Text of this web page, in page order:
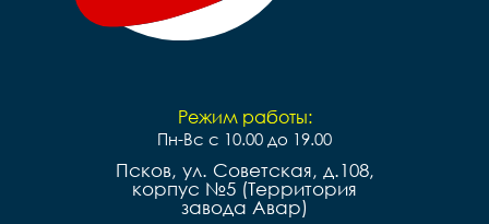
Режим работы:
Пн-Вс с 10.00 до 19.00
Псков, ул. Советская, д.108,
корпус №5 (Территория
завода Авар)